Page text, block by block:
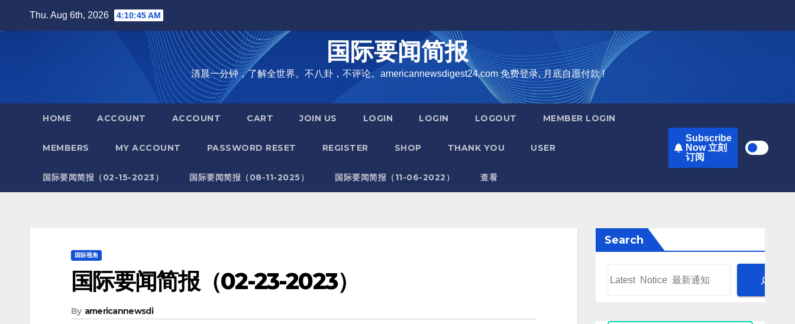
Thu. Aug 6th, 2026 4:10:46 AM
国际要闻简报
清晨一分钟，了解全世界。不八卦，不评论。americannewsdigest24.com 免费登录, 月底自愿付款 !
HOME ACCOUNT ACCOUNT CART JOIN US LOGIN LOGIN LOGOUT MEMBER LOGIN
MEMBERS MY ACCOUNT PASSWORD RESET REGISTER SHOP THANK YOU USER
国际要闻简报（02-15-2023） 国际要闻简报（08-11-2025） 国际要闻简报（11-06-2022） 查看
Subscribe
Now 立刻
订阅
国际视角
国际要闻简报（02-23-2023）
By americannewsdi
Search